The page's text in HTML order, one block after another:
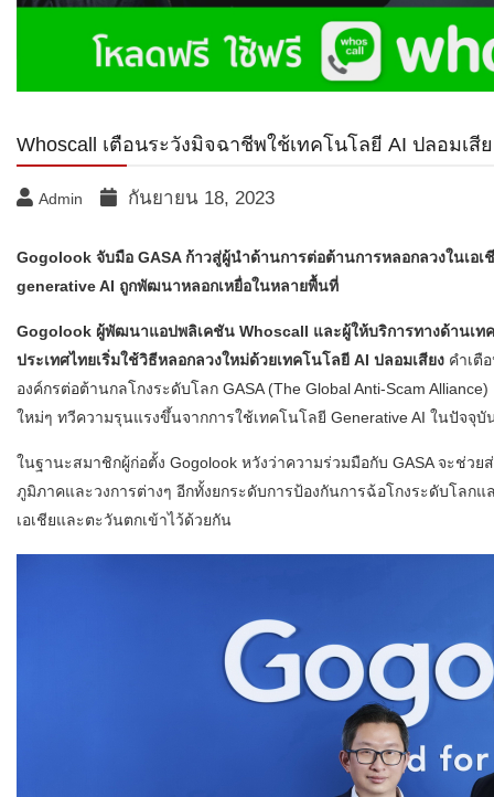
Whoscall เตือนระวังมิจฉาชีพใช้เทคโนโลยี AI ปลอมเสี
Admin กันยายน 18, 2023
Gogolook จับมือ GASA ก้าวสู่ผู้นำด้านการต่อต้านการหลอกลวงในเอ
generative AI ถูกพัฒนาหลอกเหยื่อในหลายพื้นที่
Gogolook ผู้พัฒนาแอปพลิเคชัน Whoscall และผู้ให้บริการทางด้านเท
ประเทศไทยเริ่มใช้วิธีหลอกลวงใหม่ด้วยเทคโนโลยี AI ปลอมเสียง คำเตื
องค์กรต่อต้านกลโกงระดับโลก GASA (The Global Anti-Scam
ใหม่ๆ ทวีความรุนแรงขึ้นจากการใช้เทคโนโลยี Generative AI ในปัจจุบั
ในฐานะสมาชิกผู้ก่อตั้ง Gogolook หวังว่าความร่วมมือกับ GASA จะช่ว
ภูมิภาคและวงการต่างๆ อีกทั้งยกระดับการป้องกันการฉ้อโกงระดับโลก
เอเชียและตะวันตกเข้าไว้ด้วยกัน